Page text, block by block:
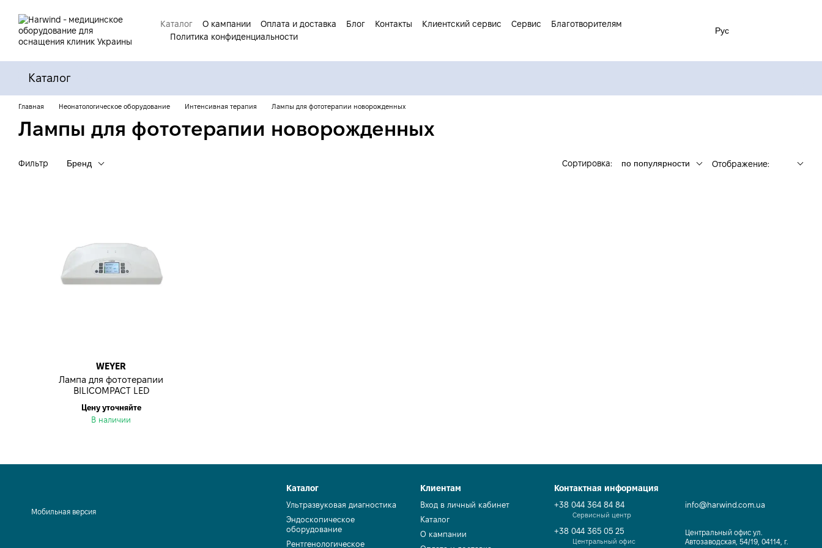
Каталог
О кампании Оплата и доставка Блог Контакты Клиентский сервис Сервис
Благотворителям
Политика конфиденциальности
Рус
Каталог
Главная Неонатологическое оборудование Интенсивная терапия Лампы для фототерапии новорожденных
Лампы для фототерапии новорожденных
Фильтр Бренд Сортировка: по популярности Отображение:
WEYER
Лампа для фототерапии
BILICOMPACT LED
Цену уточняйте
В наличии
Мобильная версия
Каталог
Ультразвуковая диагностика
Эндоскопическое
оборудование
Рентгенологическое
Клиентам
Вход в личный кабинет
Каталог
О кампании
Контактная информация
+38 044 364 84 84
Сервисный центр
+38 044 365 05 25
Центральный офис
info@harwind.com.ua
Центральный офис ул.
Автозаводская, 54/19, 04114, г.